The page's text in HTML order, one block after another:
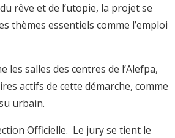
rêve et de l’utopie, la projet se
thèmes essentiels comme l’emploi
les salles des centres de l’Alefpa,
actifs de cette démarche, comme
urbain.
Officielle. Le jury se tient le